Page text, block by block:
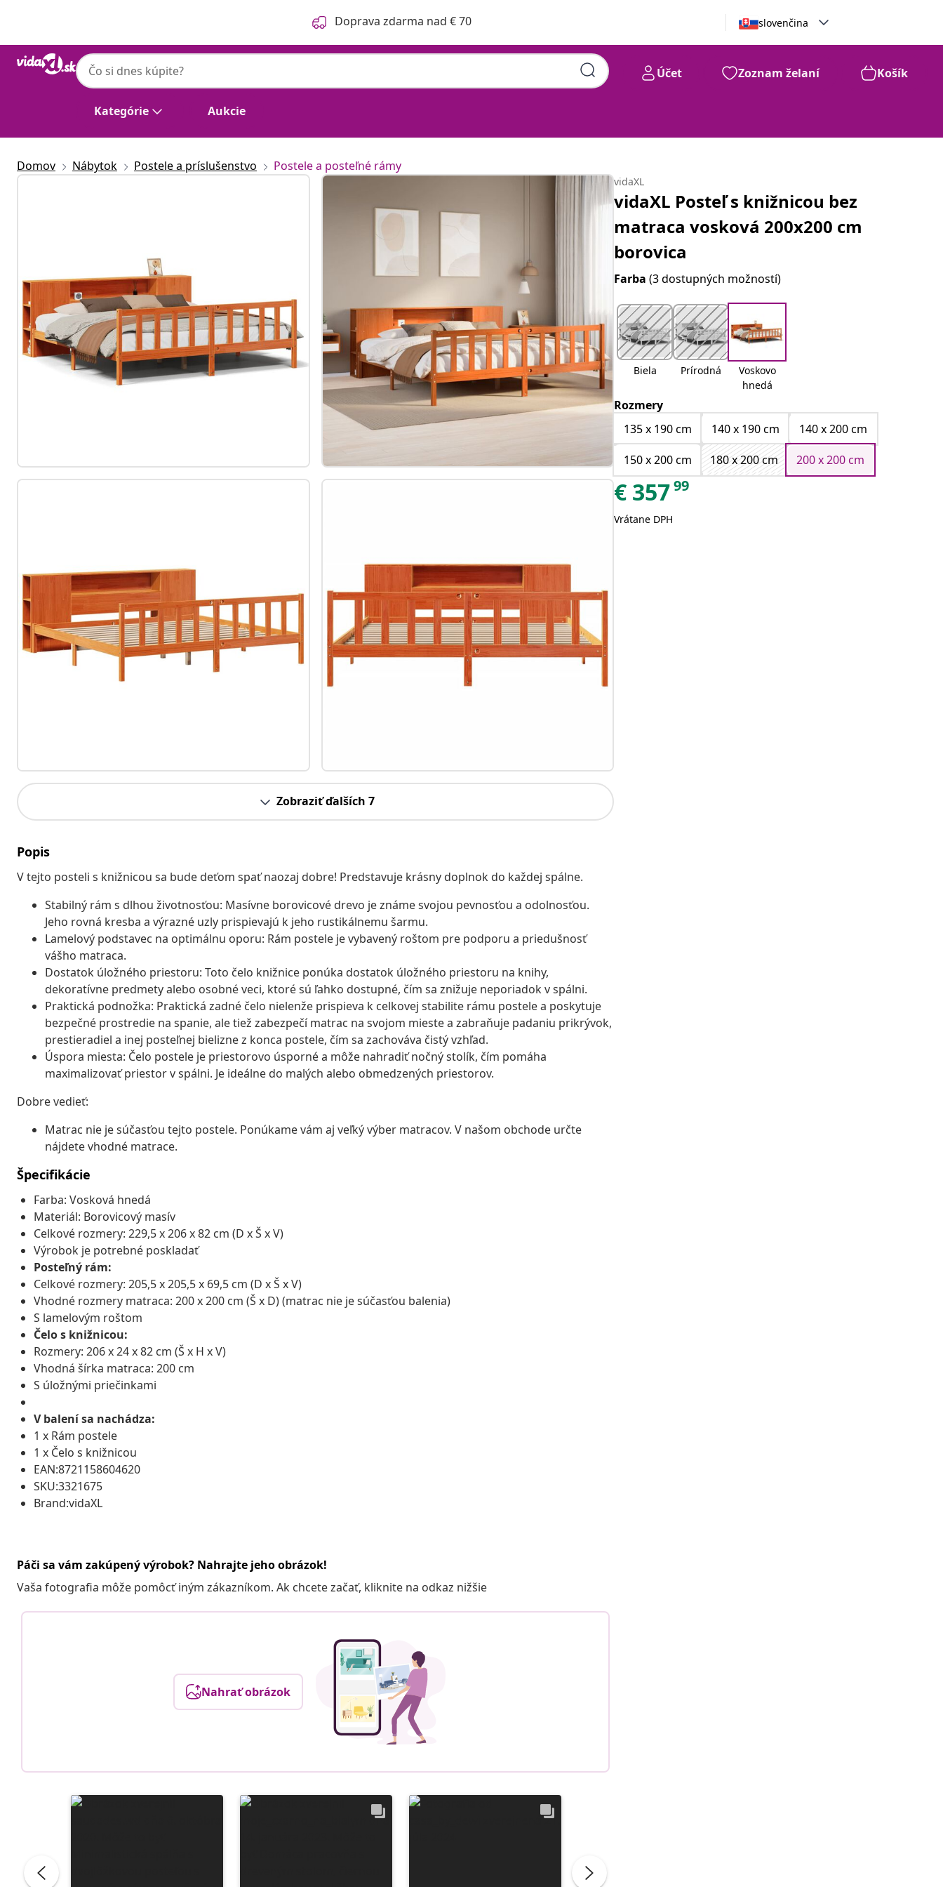
Doprava zdarma nad € 70 slovenčina
Kategórie Aukcie
Účet Zoznam želaní Košík
Domov Nábytok Postele a príslušenstvo Postele a posteľné rámy
Zobraziť ďalších 7
Popis
V tejto posteli s knižnicou sa bude deťom spať naozaj dobre! Predstavuje krásny doplnok do každej spálne.
Stabilný rám s dlhou životnosťou: Masívne borovicové drevo je známe svojou pevnosťou a odolnosťou.
Jeho rovná kresba a výrazné uzly prispievajú k jeho rustikálnemu šarmu.
Lamelový podstavec na optimálnu oporu: Rám postele je vybavený roštom pre podporu a priedušnosť
vášho matraca.
Dostatok úložného priestoru: Toto čelo knižnice ponúka dostatok úložného priestoru na knihy,
dekoratívne predmety alebo osobné veci, ktoré sú ľahko dostupné, čím sa znižuje neporiadok v spálni.
Praktická podnožka: Praktická zadné čelo nielenže prispieva k celkovej stabilite rámu postele a poskytuje
bezpečné prostredie na spanie, ale tiež zabezpečí matrac na svojom mieste a zabraňuje padaniu prikrývok,
prestieradiel a inej posteľnej bielizne z konca postele, čím sa zachováva čistý vzhľad.
Úspora miesta: Čelo postele je priestorovo úsporné a môže nahradiť nočný stolík, čím pomáha
maximalizovať priestor v spálni. Je ideálne do malých alebo obmedzených priestorov.
Dobre vedieť:
Matrac nie je súčasťou tejto postele. Ponúkame vám aj veľký výber matracov. V našom obchode určte
nájdete vhodné matrace.
Špecifikácie
Farba: Vosková hnedá
Materiál: Borovicový masív
Celkové rozmery: 229,5 x 206 x 82 cm (D x Š x V)
Výrobok je potrebné poskladať
Posteľný rám:
Celkové rozmery: 205,5 x 205,5 x 69,5 cm (D x Š x V)
Vhodné rozmery matraca: 200 x 200 cm (Š x D) (matrac nie je súčasťou balenia)
S lamelovým roštom
Čelo s knižnicou:
Rozmery: 206 x 24 x 82 cm (Š x H x V)
Vhodná šírka matraca: 200 cm
S úložnými priečinkami
V balení sa nachádza:
1 x Rám postele
1 x Čelo s knižnicou
EAN:8721158604620
SKU:3321675
Brand:vidaXL
Páči sa vám zakúpený výrobok? Nahrajte jeho obrázok!
Vaša fotografia môže pomôcť iným zákazníkom. Ak chcete začať, kliknite na odkaz nižšie
Nahrať obrázok
vidaXL
vidaXL Posteľ s knižnicou bez
matraca vosková 200x200 cm
borovica
Farba(3 dostupných možností)
Biela Prírodná
Voskovo
hnedá
Rozmery
135 x 190 cm
140 x 190 cm
140 x 200 cm
150 x 200 cm
180 x 200 cm 200 x 200 cm
€ 35799
Vrátane DPH